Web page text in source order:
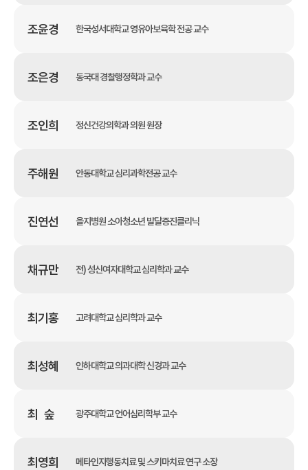
조윤경 한국성서대학교 영유아보육학 전공 교수
조은경 동국대 경찰행정학과 교수
조인희 정신건강의학과 의원 원장
주해원 안동대학교 심리과학전공 교수
진연선 을지병원 소아청소년 발달증진클리닉
채규만 전) 성신여자대학교 심리학과 교수
최기홍 고려대학교 심리학과 교수
최성혜 인하대학교 의과대학 신경과 교수
최 숲 광주대학교 언어심리학부 교수
최영희 메타인지행동치료 및 스키마치료 연구 소장